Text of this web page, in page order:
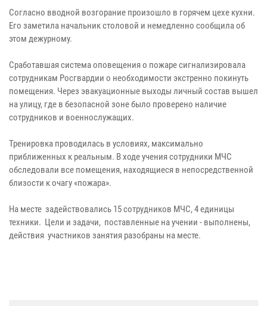
Согласно вводной возгорание произошло в горячем цехе кухни.
Его заметила начальник столовой и немедленно сообщила об
этом дежурному.
Сработавшая система оповещения о пожаре сигнализировала
сотрудникам Росгвардии о необходимости экстренно покинуть
помещения. Через эвакуационные выходы личный состав вышел
на улицу, где в безопасной зоне было проверено наличие
сотрудников и военнослужащих.
Тренировка проводилась в условиях, максимально
приближенных к реальным. В ходе учения сотрудники МЧС
обследовали все помещения, находящиеся в непосредственной
близости к очагу «пожара».
На месте задействовались 15 сотрудников МЧС, 4 единицы
техники. Цели и задачи, поставленные на учении - выполнены,
действия участников занятия разобраны на месте.